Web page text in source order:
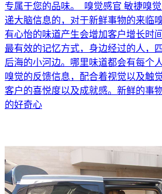
专属于您的品味。 嗅觉感官 敏捷嗅
递大脑信息的，对于新鲜事物的来临
有心怡的味道产生会增加客户增长时
最有效的记忆方式，身边经过的人，
后海的小河边。哪里味道都会有每个
嗅觉的反馈信息，配合着视觉以及触
客户的喜悦度以及成就感。新鲜的事
的好奇心